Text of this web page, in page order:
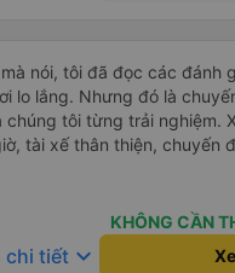
nói, tôi đã đọc các đánh
lo lắng. Nhưng đó là
chúng tôi từng trải nghiệm.
tài xế thân thiện, chuyến
nhưng đó là đặc trưng của
KHÔNG CẦN
chi tiết keyboard_arrow_down